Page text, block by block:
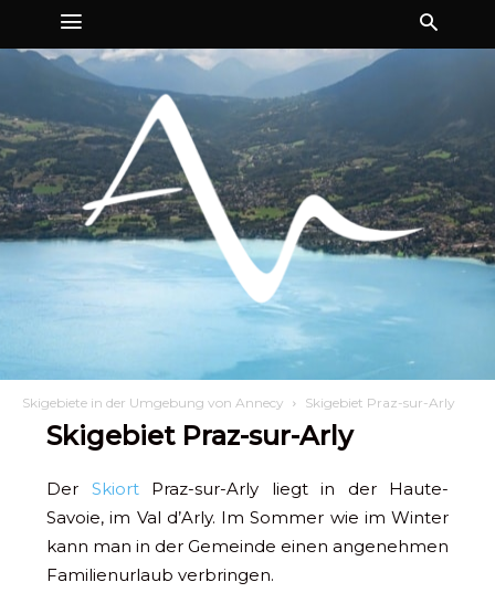
Skigebiete in der Umgebung von Annecy Skigebiet Praz-sur-Arly
Skigebiet Praz-sur-Arly
Der SkiortPraz-sur-Arly liegt in der Haute-
Savoie, im Val d’Arly. Im Sommer wie im Winter
kann man in der Gemeinde einen angenehmen
Familienurlaub verbringen.